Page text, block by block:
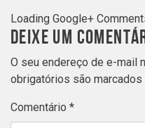
Loading Google+
DEIXE UM
O seu endereço de e-mail
obrigatórios são marcados
Comentário *